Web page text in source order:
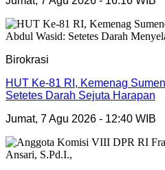
Birokrasi
HUT Ke-81 RI, Kemenag
Setetes Darah Sejuta Harapan
Jumat, 7 Agu 2026 - 12:40 WIB